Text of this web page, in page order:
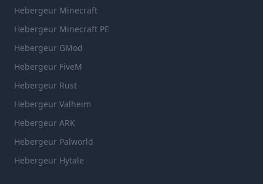
Hebergeur Minecraft
Hebergeur Minecraft PE
Hebergeur GMod
Hebergeur FiveM
Hebergeur Rust
Hebergeur Valheim
Hebergeur ARK
Hebergeur Palworld
Hebergeur Hytale